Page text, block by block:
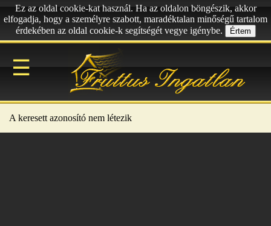
Ez az oldal cookie-kat használ. Ha az oldalon böngészik, akkor
elfogadja, hogy a személyre szabott, maradéktalan minőségű tartalom
érdekében az oldal cookie-k segítségét vegye igénybe.
Értem
☰
A keresett azonosító nem létezik